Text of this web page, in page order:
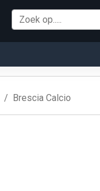
Brescia Calcio